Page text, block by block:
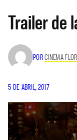
Trailer de
PORCINEMA FLOR
5 DE ABRIL, 2017